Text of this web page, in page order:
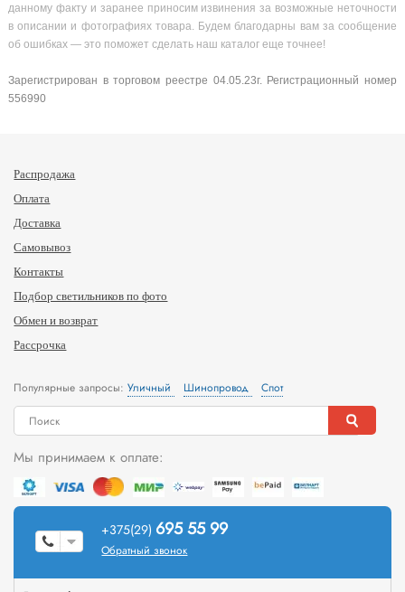
данному факту и заранее приносим извинения за возможные неточности
в описании и фотографиях товара. Будем благодарны вам за сообщение
об ошибках — это поможет сделать наш каталог еще точнее!
Зарегистрирован в торговом реестре 04.05.23г. Регистрационный номер
556990
Распродажа
Оплата
Доставка
Самовывоз
Контакты
Подбор светильников по фото
Обмен и возврат
Рассрочка
Популярные запросы:Уличный Шинопровод Спот
Мы принимаем к оплате:
+375(29) 695 55 99
Обратный звонок